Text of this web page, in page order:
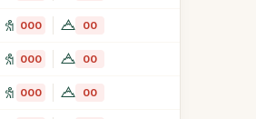
000 00
000 00
000 00